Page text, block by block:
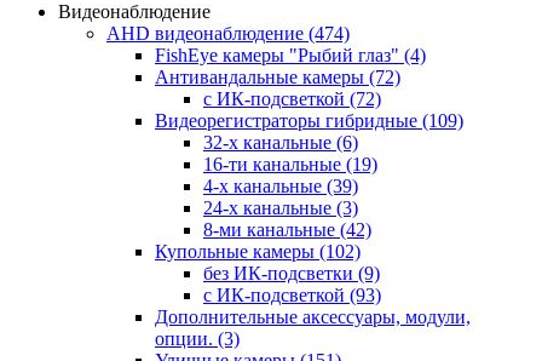
Видеонаблюдение
AHD видеонаблюдение (474)
FishEye камеры "Рыбий глаз" (4)
Антивандальные камеры (72)
с ИК-подсветкой (72)
Видеорегистраторы гибридные (109)
32-х канальные (6)
16-ти канальные (19)
4-х канальные (39)
24-х канальные (3)
8-ми канальные (42)
Купольные камеры (102)
без ИК-подсветки (9)
с ИК-подсветкой (93)
Дополнительные аксессуары, модули,
опции. (3)